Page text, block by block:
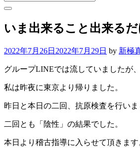
いま出来ること出来る
2022年7月26日 2022年7月29日 by 新極
グループLINEでは流していましたが、
私は昨夜に東京より帰りました。
昨日と本日の二回、抗原検査を行いま
二回とも「陰性」の結果でした。
本日より稽古指導に入らせて頂きます